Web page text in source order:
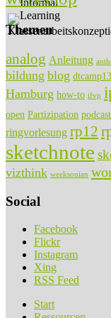
Themen
analog Anleitung
bildung blog dtcamp13
Hamburg how-to ifvp
open Partizipation podcast
ringvorlesung rp12
sketchnote
vizthink weeksonian
Social
Facebook
Flickr
Instagram
Xing
RSS Feed
Start